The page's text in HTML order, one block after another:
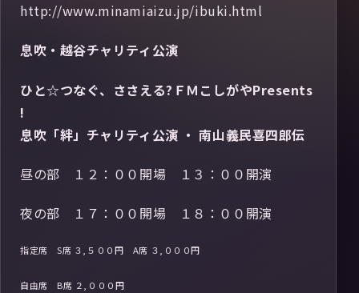
http://www.minamiaizu.jp/ibuki.html
息吹・越谷チャリティ公演
ひと☆つなぐ、ささえる?ＦＭこしがやPresents
!
息吹「絆」チャリティ公演 ・ 南山義民喜四郎伝
昼の部 １２：００開場 １３：００開演
夜の部 １７：００開場 １８：００開演
指定席 S席 ３,５００円 A席 ３,０００円
自由席 B席 ２,０００円